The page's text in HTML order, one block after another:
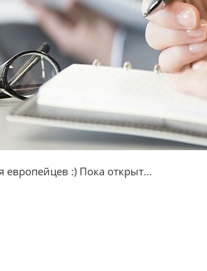
:) Пока открыт...